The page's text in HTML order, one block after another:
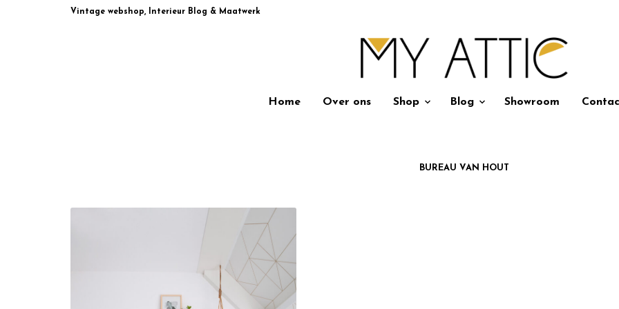
Vintage webshop, Interieur Blog & Maatwerk
Home Over ons Shop Blog Showroom
BUREAU VAN HOUT